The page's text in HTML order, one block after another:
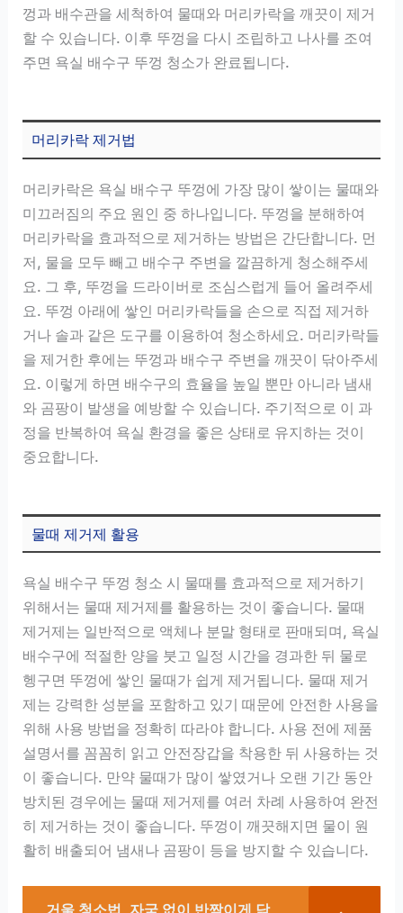
껑과 배수관을 세척하여 물때와 머리카락을 깨끗이 제거
할 수 있습니다. 이후 뚜껑을 다시 조립하고 나사를 조여
주면 욕실 배수구 뚜껑 청소가 완료됩니다.
머리카락 제거법
머리카락은 욕실 배수구 뚜껑에 가장 많이 쌓이는 물때와
미끄러짐의 주요 원인 중 하나입니다. 뚜껑을 분해하여
머리카락을 효과적으로 제거하는 방법은 간단합니다. 먼
저, 물을 모두 빼고 배수구 주변을 깔끔하게 청소해주세
요. 그 후, 뚜껑을 드라이버로 조심스럽게 들어 올려주세
요. 뚜껑 아래에 쌓인 머리카락들을 손으로 직접 제거하
거나 솔과 같은 도구를 이용하여 청소하세요. 머리카락들
을 제거한 후에는 뚜껑과 배수구 주변을 깨끗이 닦아주세
요. 이렇게 하면 배수구의 효율을 높일 뿐만 아니라 냄새
와 곰팡이 발생을 예방할 수 있습니다. 주기적으로 이 과
정을 반복하여 욕실 환경을 좋은 상태로 유지하는 것이
중요합니다.
물때 제거제 활용
욕실 배수구 뚜껑 청소 시 물때를 효과적으로 제거하기
위해서는 물때 제거제를 활용하는 것이 좋습니다. 물때
제거제는 일반적으로 액체나 분말 형태로 판매되며, 욕실
배수구에 적절한 양을 붓고 일정 시간을 경과한 뒤 물로
헹구면 뚜껑에 쌓인 물때가 쉽게 제거됩니다. 물때 제거
제는 강력한 성분을 포함하고 있기 때문에 안전한 사용을
위해 사용 방법을 정확히 따라야 합니다. 사용 전에 제품
설명서를 꼼꼼히 읽고 안전장갑을 착용한 뒤 사용하는 것
이 좋습니다. 만약 물때가 많이 쌓였거나 오랜 기간 동안
방치된 경우에는 물때 제거제를 여러 차례 사용하여 완전
히 제거하는 것이 좋습니다. 뚜껑이 깨끗해지면 물이 원
활히 배출되어 냄새나 곰팡이 등을 방지할 수 있습니다.